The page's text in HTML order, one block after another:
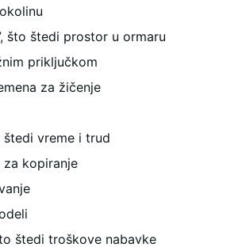
što štedi prostor u ormaru
priključkom
za žičenje
štedi vreme i trud
kopiranje
štedi troškove nabavke